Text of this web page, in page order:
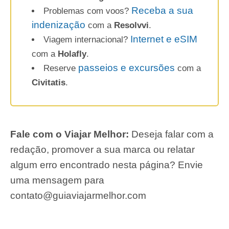
Problemas com voos? Receba a sua
indenização com a Resolvvi.
Viagem internacional? Internet e eSIM
com a Holafly.
Reserve passeios e excursões com a
Civitatis.
Fale com o Viajar Melhor: Deseja falar com a
redação, promover a sua marca ou relatar
algum erro encontrado nesta página? Envie
uma mensagem para
contato@guiaviajarmelhor.com